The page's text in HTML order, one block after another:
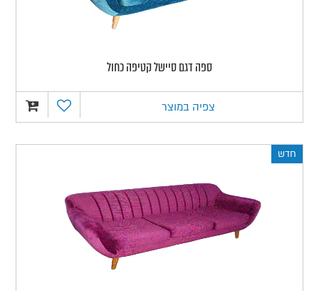
ספה דגם סיישל קטיפה כחול
צפיה במוצר
חדש